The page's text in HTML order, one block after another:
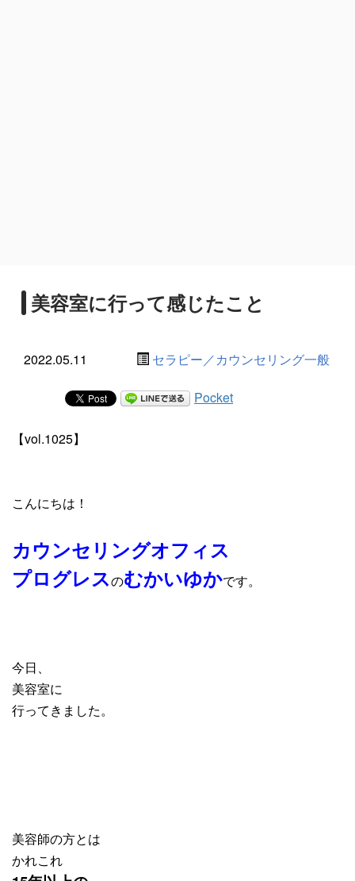
美容室に行って感じたこと
2022.05.11 セラピー／カウンセリング一般
Pocket
【vol.1025】
こんにちは！
カウンセリングオフィス
プログレスのむかいゆかです。
今日、
美容室に
行ってきました。
美容師の方とは
かれこれ